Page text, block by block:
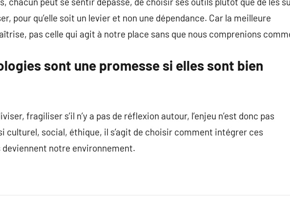
pour qu’elle soit un levier et non une dépendance. Car la meilleure
pas celle qui agit à notre place sans que nous comprenions
sont une promesse si elles sont bien
fragiliser s’il n’y a pas de réflexion autour, l’enjeu n’est donc pas
culturel, social, éthique, il s’agit de choisir comment intégrer ces
notre environnement.